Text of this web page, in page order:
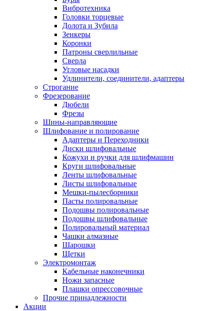
Вибротехника
Головки торцевые
Долота и Зубила
Зенкеры
Коронки
Патроны сверлильные
Сверла
Угловые насадки
Удлинители, соединители, адаптеры
Строгание
Фрезерование
Дюбели
Фрезы
Шины-направляющие
Шлифование и полирование
Адаптеры и Переходники
Диски шлифовальные
Кожухи и ручки для шлифмашин
Круги шлифовальные
Ленты шлифовальные
Листы шлифовальные
Мешки-пылесборники
Пасты полировальные
Подошвы полировальные
Подошвы шлифовальные
Полировальный материал
Чашки алмазные
Шарошки
Щетки
Электромонтаж
Кабельные наконечники
Ножи запасные
Плашки опрессовочные
Прочие принадлежности
Акции